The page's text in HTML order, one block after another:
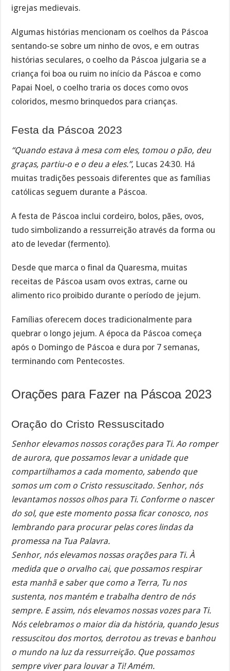
igrejas medievais.
Algumas histórias mencionam os coelhos da Páscoa
sentando-se sobre um ninho de ovos, e em outras
histórias seculares, o coelho da Páscoa julgaria se a
criança foi boa ou ruim no início da Páscoa e como
Papai Noel, o coelho traria os doces como ovos
coloridos, mesmo brinquedos para crianças.
Festa da Páscoa 2023
“Quando estava à mesa com eles, tomou o pão, deu
graças, partiu-o e o deu a eles.”, Lucas 24:30. Há
muitas tradições pessoais diferentes que as famílias
católicas seguem durante a Páscoa.
A festa de Páscoa inclui cordeiro, bolos, pães, ovos,
tudo simbolizando a ressurreição através da forma ou
ato de levedar (fermento).
Desde que marca o final da Quaresma, muitas
receitas de Páscoa usam ovos extras, carne ou
alimento rico proibido durante o período de jejum.
Famílias oferecem doces tradicionalmente para
quebrar o longo jejum. A época da Páscoa começa
após o Domingo de Páscoa e dura por 7 semanas,
terminando com Pentecostes.
Orações para Fazer na Páscoa 2023
Oração do Cristo Ressuscitado
Senhor elevamos nossos corações para Ti. Ao romper
de aurora, que possamos levar a unidade que
compartilhamos a cada momento, sabendo que
somos um com o Cristo ressuscitado. Senhor, nós
levantamos nossos olhos para Ti. Conforme o nascer
do sol, que este momento possa ficar conosco, nos
lembrando para procurar pelas cores lindas da
promessa na Tua Palavra.
Senhor, nós elevamos nossas orações para Ti. À
medida que o orvalho cai, que possamos respirar
esta manhã e saber que como a Terra, Tu nos
sustenta, nos mantém e trabalha dentro de nós
sempre. E assim, nós elevamos nossas vozes para Ti.
Nós celebramos o maior dia da história, quando Jesus
ressuscitou dos mortos, derrotou as trevas e banhou
o mundo na luz da ressurreição. Que possamos
sempre viver para louvar a Ti! Amém.